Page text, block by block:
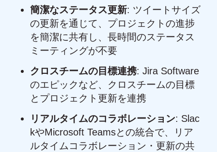
簡潔なステータス更新: ツイートサイズ
の更新を通じて、プロジェクトの進捗
を簡潔に共有し、長時間のステータス
ミーティングが不要
クロスチームの目標連携: Jira Software
のエピックなど、クロスチームの目標
とプロジェクト更新を連携
リアルタイムのコラボレーション: Slac
kやMicrosoft Teamsとの統合で、リア
ルタイムコラボレーション・更新の共